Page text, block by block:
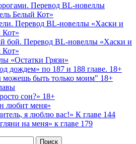
Перевод BL-новеллы
Белый Кот»
Перевод BL-новеллы «Хаски и
Кот»
Перевод BL-новеллы «Хаски и
Кот»
«Остатки Грязи»
дождем» по 187 и 188 главе. 18+
быть только моим" 18+
сон?» 18+
любит меня»
я люблю вас!» К главе 144
на меня» к главе 179